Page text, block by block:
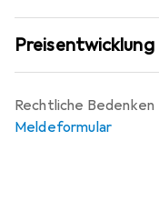
Preisentwicklung
Rechtliche Bedenken
Meldeformular